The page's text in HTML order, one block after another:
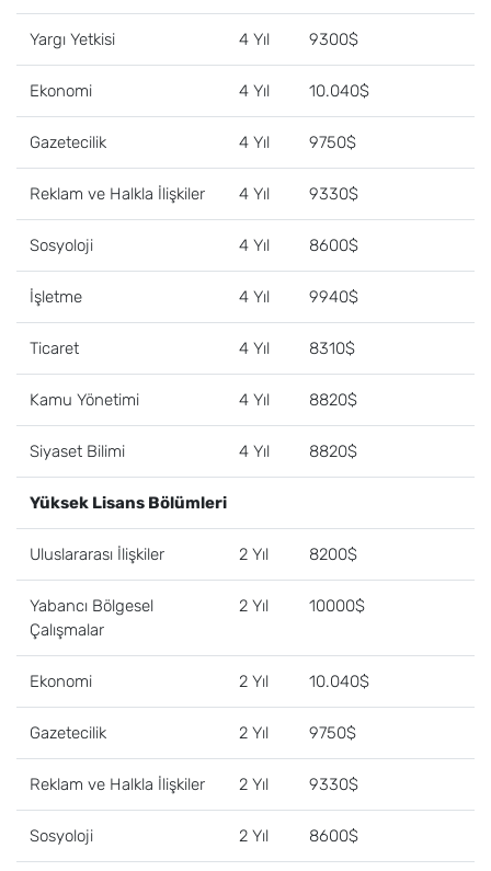
Yargı Yetkisi 4 Yıl 9300$
Ekonomi 4 Yıl 10.040$
Gazetecilik 4 Yıl 9750$
Reklam ve Halkla İlişkiler 4 Yıl 9330$
Sosyoloji 4 Yıl 8600$
İşletme 4 Yıl 9940$
Ticaret 4 Yıl 8310$
Kamu Yönetimi 4 Yıl 8820$
Siyaset Bilimi 4 Yıl 8820$
Yüksek Lisans Bölümleri
Uluslararası İlişkiler 2 Yıl 8200$
Yabancı Bölgesel
Çalışmalar
2 Yıl 10000$
Ekonomi 2 Yıl 10.040$
Gazetecilik 2 Yıl 9750$
Reklam ve Halkla İlişkiler 2 Yıl 9330$
Sosyoloji 2 Yıl 8600$